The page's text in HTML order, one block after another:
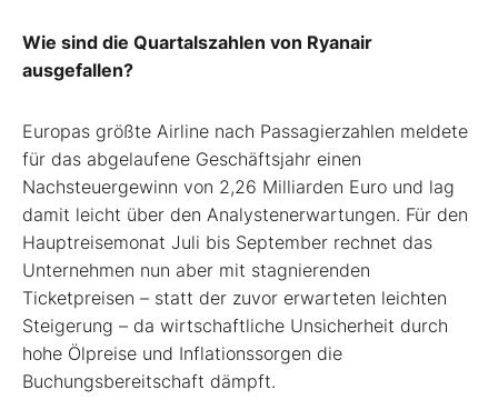
Wie sind die Quartalszahlen von Ryanair
ausgefallen?
Europas größte Airline nach Passagierzahlen meldete
für das abgelaufene Geschäftsjahr einen
Nachsteuergewinn von 2,26 Milliarden Euro und lag
damit leicht über den Analystenerwartungen. Für den
Hauptreisemonat Juli bis September rechnet das
Unternehmen nun aber mit stagnierenden
Ticketpreisen – statt der zuvor erwarteten leichten
Steigerung – da wirtschaftliche Unsicherheit durch
hohe Ölpreise und Inflationssorgen die
Buchungsbereitschaft dämpft.